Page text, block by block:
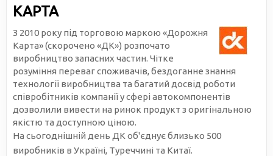
КАРТА
З 2010 року під торговою маркою «Дорожня
Карта» (скорочено «ДК») розпочато
виробництво запасних частин. Чітке
розуміння переваг споживачів, бездоганне знання
технології виробництва та багатий досвід роботи
співробітників компанії у сфері автокомпонентів
дозволили вивести на ринок продукт з оригінальною
якістю та доступною ціною.
На сьогоднішній день ДК об'єднує близько 500
виробників в Україні, Туреччині та Китаї.